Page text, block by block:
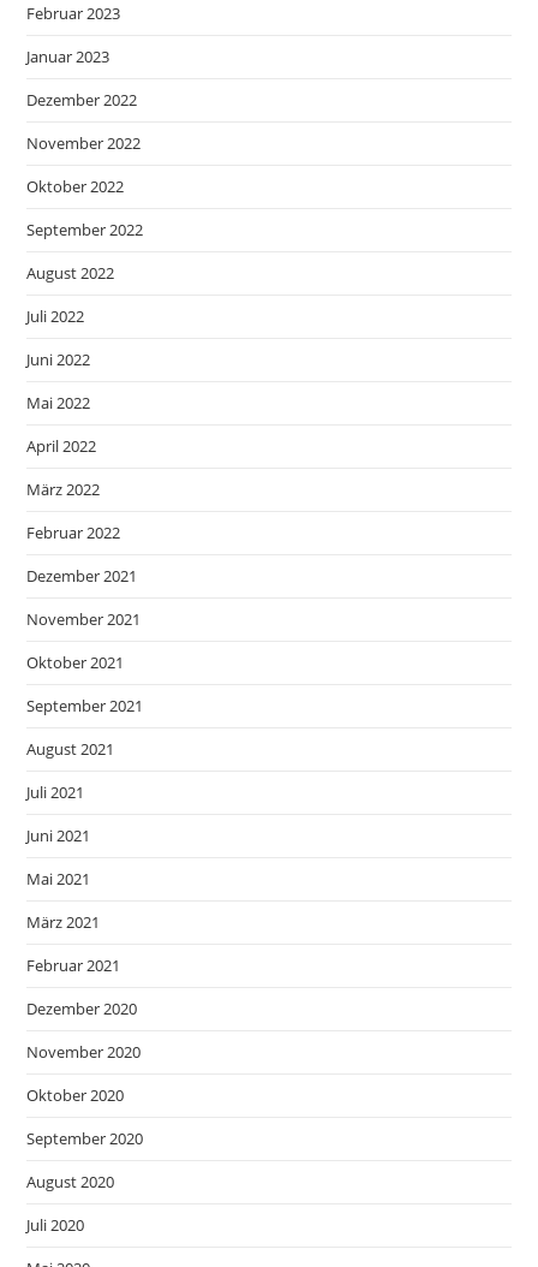
Februar 2023
Januar 2023
Dezember 2022
November 2022
Oktober 2022
September 2022
August 2022
Juli 2022
Juni 2022
Mai 2022
April 2022
März 2022
Februar 2022
Dezember 2021
November 2021
Oktober 2021
September 2021
August 2021
Juli 2021
Juni 2021
Mai 2021
März 2021
Februar 2021
Dezember 2020
November 2020
Oktober 2020
September 2020
August 2020
Juli 2020